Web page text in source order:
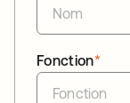
*
Fonction